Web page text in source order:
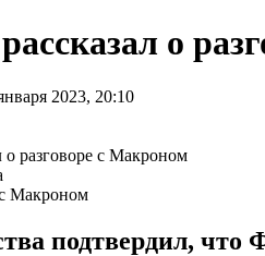
о
2023, 20:10
Макроном
подтвердил,